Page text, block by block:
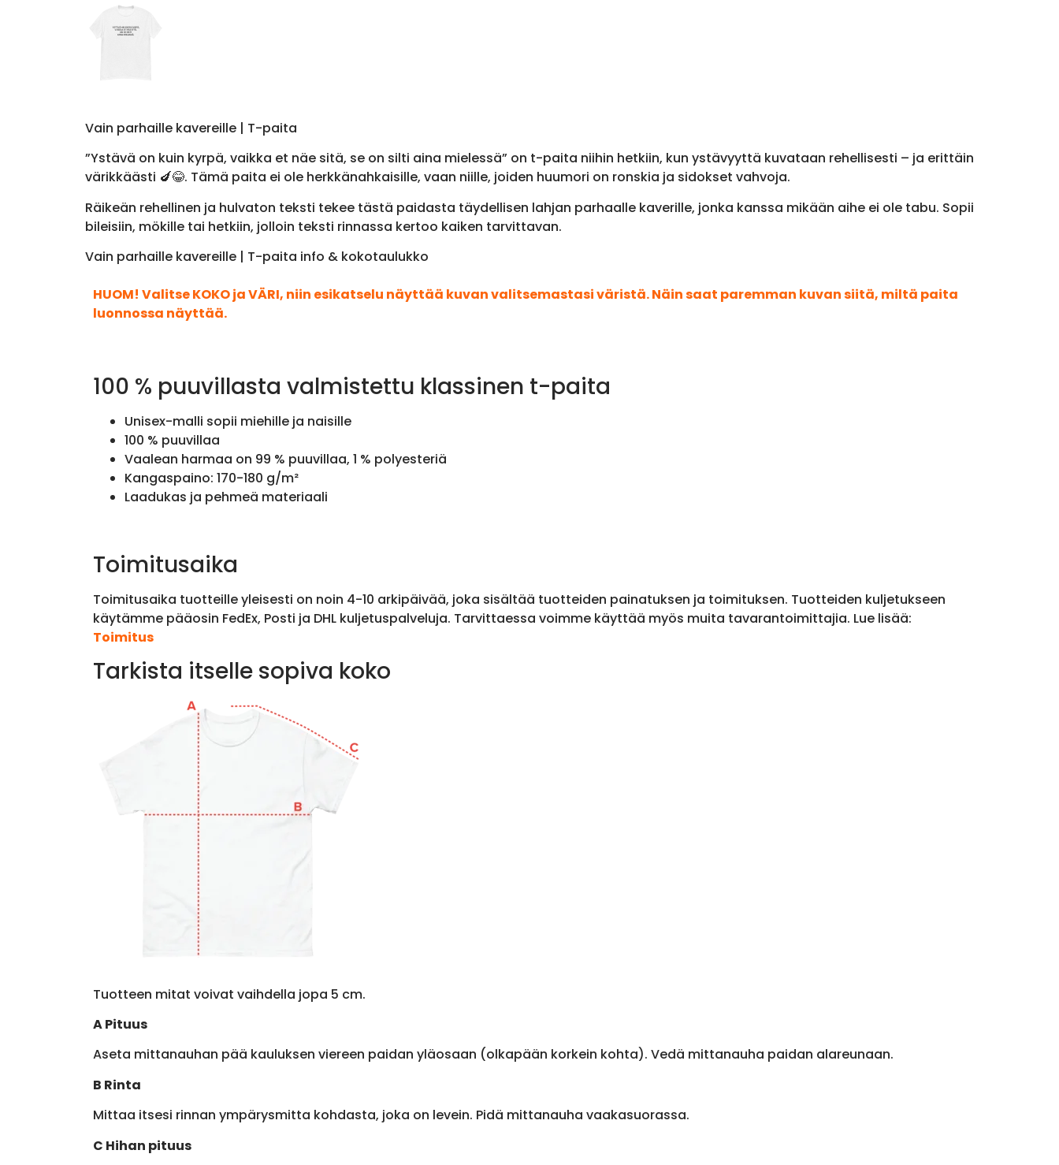
Vain parhaille kavereille | T-paita
”Ystävä on kuin kyrpä, vaikka et näe sitä, se on silti aina mielessä” on t-paita niihin hetkiin, kun ystävyyttä kuvataan rehellisesti – ja erittäin
värikkäästi 🍆😂. Tämä paita ei ole herkkänahkaisille, vaan niille, joiden huumori on ronskia ja sidokset vahvoja.
Räikeän rehellinen ja hulvaton teksti tekee tästä paidasta täydellisen lahjan parhaalle kaverille, jonka kanssa mikään aihe ei ole tabu. Sopii
bileisiin, mökille tai hetkiin, jolloin teksti rinnassa kertoo kaiken tarvittavan.
Vain parhaille kavereille | T-paita info & kokotaulukko
HUOM! Valitse KOKO ja VÄRI, niin esikatselu näyttää kuvan valitsemastasi väristä. Näin saat paremman kuvan siitä, miltä paita
luonnossa näyttää.
100 % puuvillasta valmistettu klassinen t-paita
Unisex-malli sopii miehille ja naisille
100 % puuvillaa
Vaalean harmaa on 99 % puuvillaa, 1 % polyesteriä
Kangaspaino: 170-180 g/m²
Laadukas ja pehmeä materiaali
Toimitusaika
Toimitusaika tuotteille yleisesti on noin 4-10 arkipäivää, joka sisältää tuotteiden painatuksen ja toimituksen. Tuotteiden kuljetukseen
käytämme pääosin FedEx, Posti ja DHL kuljetuspalveluja. Tarvittaessa voimme käyttää myös muita tavarantoimittajia. Lue lisää:
Toimitus
Tarkista itselle sopiva koko
Tuotteen mitat voivat vaihdella jopa 5 cm.
A Pituus
Aseta mittanauhan pää kauluksen viereen paidan yläosaan (olkapään korkein kohta). Vedä mittanauha paidan alareunaan.
B Rinta
Mittaa itsesi rinnan ympärysmitta kohdasta, joka on levein. Pidä mittanauha vaakasuorassa.
C Hihan pituus